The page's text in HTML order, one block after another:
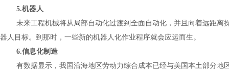
5.机器人
未来工程机械将从局部自动化过渡到全面自动化，并且向着远距
器人目标。到那时，一些新的机器人化作业程序就会应运而生。
6.信息化制造
有数据显示，我国沿海地区劳动力综合成本已经与美国本土部分